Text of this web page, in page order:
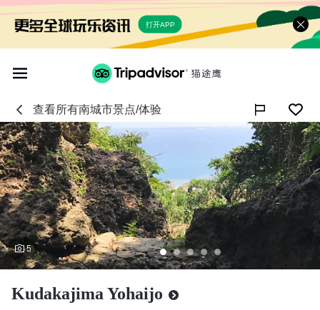
打开APP
查看所有南城市景点/体验
5
Kudakajima Yohaijo